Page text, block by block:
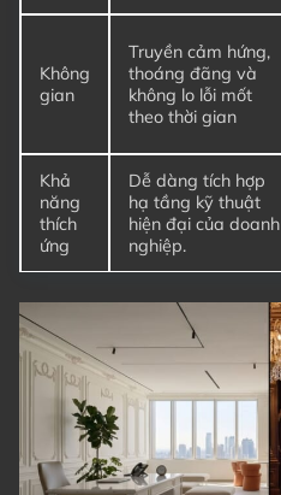
Không
gian
Truyền cảm hứng,
thoáng đãng và
không lo lỗi mốt
theo thời gian
Khả
năng
thích
ứng
Dễ dàng tích hợp
hạ tầng kỹ thuật
hiện đại của doanh
nghiệp.